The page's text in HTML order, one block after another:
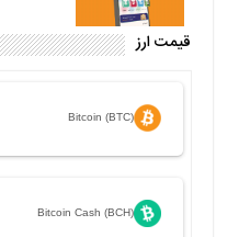
قیمت ارز
Bitcoin (BTC)
Bitcoin Cash (BCH)